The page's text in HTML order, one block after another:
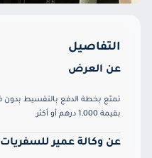
التفاصيل
عن العرض
بقيمة 1,000 درهم أو أكثر
عن وكالة عمير للسفريات